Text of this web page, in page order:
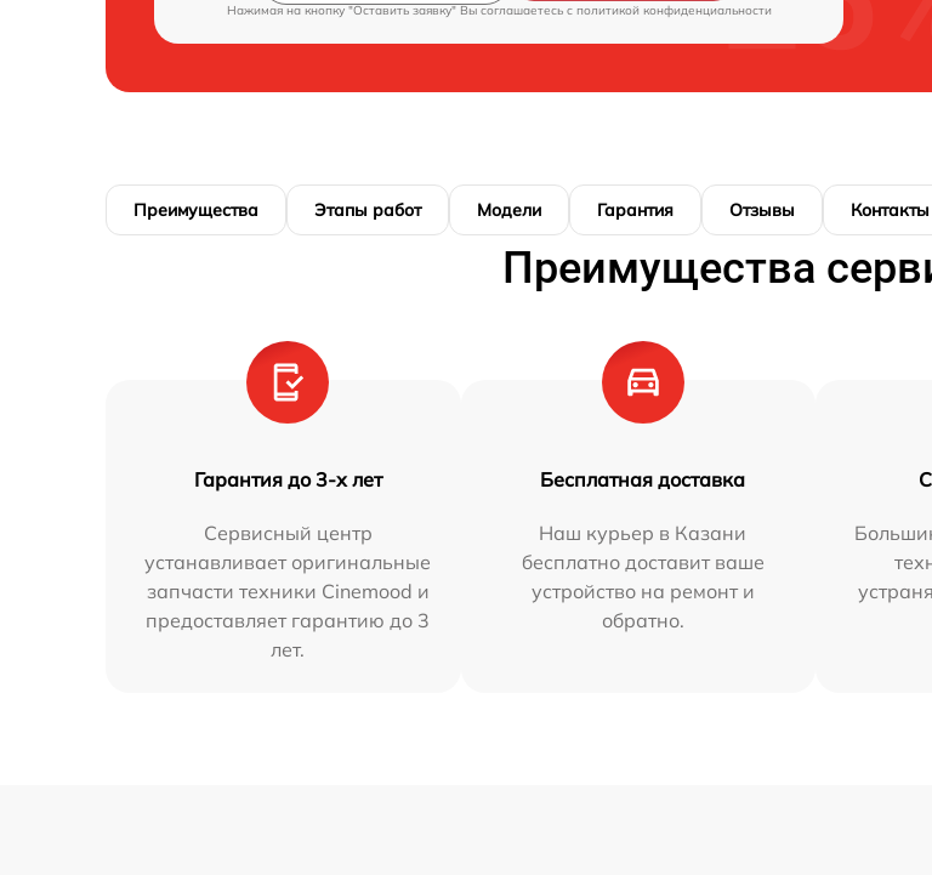
Нажимая на кнопку "Оставить заявку" Вы соглашаетесь c политикой конфиденциальности
Преимущества Этапы работ Модели Гарантия Отзывы Контакты
Преимущества
Гарантия до 3-х лет
Сервисный центр
устанавливает оригинальные
запчасти техники Cinemood и
предоставляет гарантию до 3
лет.
Бесплатная доставка
Наш курьер в Казани
бесплатно доставит ваше
устройство на ремонт и
обратно.